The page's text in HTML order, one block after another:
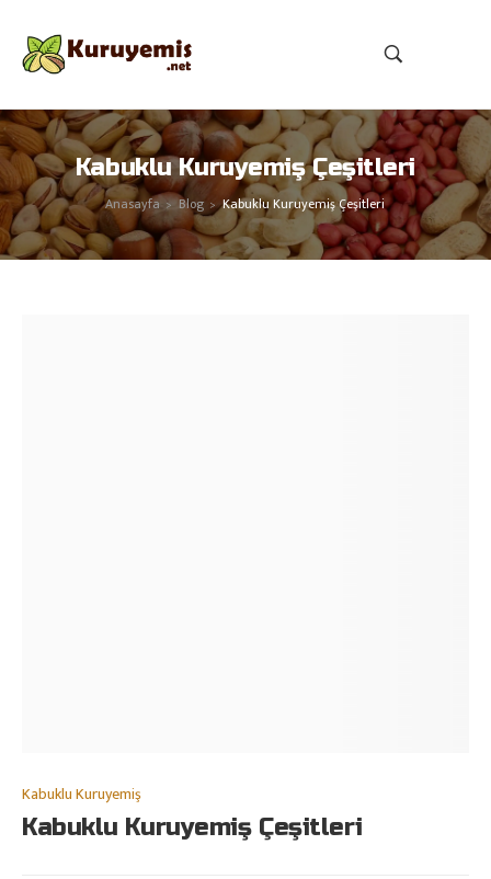
Kabuklu Kuruyemiş Çeşitleri
Anasayfa > Blog > Kabuklu Kuruyemiş Çeşitleri
Kabuklu Kuruyemiş
Kabuklu Kuruyemiş Çeşitleri